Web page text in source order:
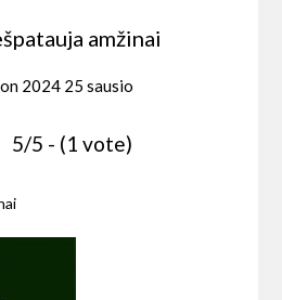
amžinai
2024 25 sausio
5/5 - (1 vote)